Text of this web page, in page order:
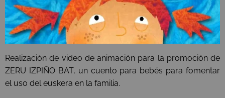
Realización de video de animación para la promoción de
ZERU IZPIÑO BAT, un cuento para bebés para fomentar
el uso del euskera en la familia.